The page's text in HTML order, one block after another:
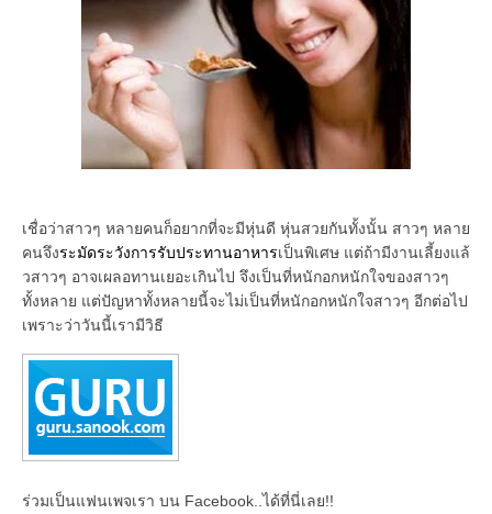
เชื่อว่าสาวๆ หลายคนก็อยากที่จะมีหุ่นดี หุ่นสวยกันทั้งนั้น สาวๆ หลาย
คนจึงระมัดระวังการรับประทานอาหารเป็นพิเศษ แต่ถ้ามีงานเลี้ยงแล้
วสาวๆ อาจเผลอทานเยอะเกินไป จึงเป็นที่หนักอกหนักใจของสาวๆ
ทั้งหลาย แต่ปัญหาทั้งหลายนี้จะไม่เป็นที่หนักอกหนักใจสาวๆ อีกต่อไป
เพราะว่าวันนี้เรามีวิธี
ร่วมเป็นแฟนเพจเรา บน Facebook..ได้ที่นี่เลย!!